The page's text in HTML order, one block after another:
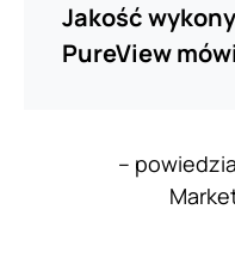
Jakość
PureView
–